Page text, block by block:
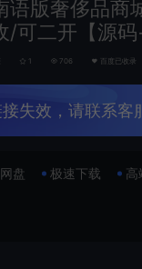
语版奢侈品商
可二开【源码
1 706 百度已收录
接失效，请联系客
盘 极速下载 高